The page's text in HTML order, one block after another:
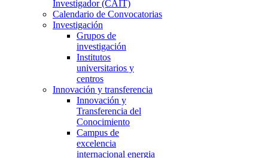
Investigador (CAIT)
Calendario de Convocatorias
Investigación
Grupos de
investigación
Institutos
universitarios y
centros
Innovación y transferencia
Innovación y
Transferencia del
Conocimiento
Campus de
excelencia
internacional energia